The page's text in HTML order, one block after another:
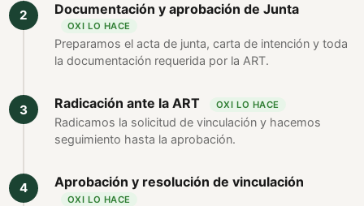
Documentación y aprobación de Junta
OXI LO HACE
Preparamos el acta de junta, carta de intención y toda
la documentación requerida por la ART.
Radicación ante la ART OXI LO HACE
Radicamos la solicitud de vinculación y hacemos
seguimiento hasta la aprobación.
Aprobación y resolución de vinculación
OXI LO HACE